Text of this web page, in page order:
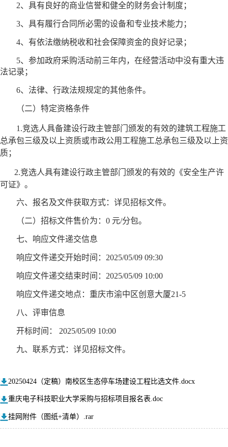
2、具有良好的商业信誉和健全的财务会计制度；
3、具有履行合同所必需的设备和专业技术能力；
4、有依法缴纳税收和社会保障资金的良好记录；
5、参加政府采购活动前三年内，在经营活动中没有重大违
法记录；
6、法律、行政法规规定的其他条件。
（二）特定资格条件
1.竞选人具备建设行政主管部门颁发的有效的建筑工程施工
总承包三级及以上资质或市政公用工程施工总承包三级及以上资
质；
2.竞选人具有建设行政主管部门颁发的有效的《安全生产许
可证》。
六、报名及文件获取方式：详见招标文件。
（二）招标文件售价为：0 元/分包。
七、响应文件递交信息
响应文件递交开始时间：2025/05/09 09:30
响应文件递交结束时间：2025/05/09 10:00
响应文件递交地点：重庆市渝中区创意大厦21-5
八、评审信息
开标时间： 2025/05/09 10:00
九、联系方式：详见招标文件。
20250424（定稿）南校区生态停车场建设工程比选文件.docx
重庆电子科技职业大学采购与招标项目报名表.doc
挂网附件（图纸+清单）.rar